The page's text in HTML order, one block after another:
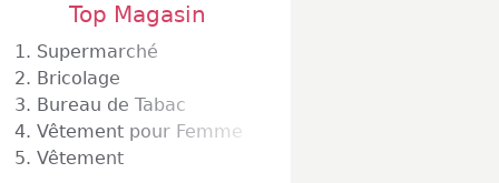
Top Magasin
1. Supermarché
2. Bricolage
3. Bureau de Tabac
4. Vêtement pour Femme
5. Vêtement